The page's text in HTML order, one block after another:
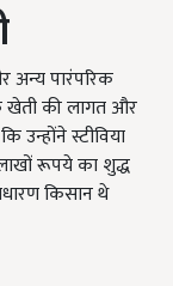
अन्य पारंपरिक
की लागत और
उन्होंने स्टीविया
रूपये का शुद्ध
किसान थे